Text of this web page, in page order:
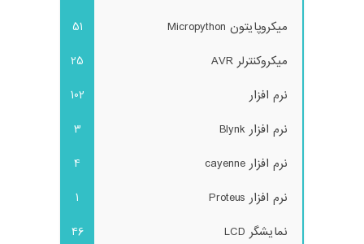
میکروپایتون Micropython
51
میکروکنترلر AVR
25
نرم افزار
102
نرم افزار Blynk
3
نرم افزار cayenne
4
نرم افزار Proteus
1
نمایشگر LCD
46